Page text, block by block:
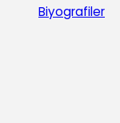
Biyografiler